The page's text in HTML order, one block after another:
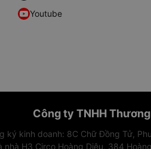
Youtube
Công ty TNHH
ký kinh doanh: 8C Chữ Đồng Tử,
nhà H3 Circo Hoàng Diệu, 384